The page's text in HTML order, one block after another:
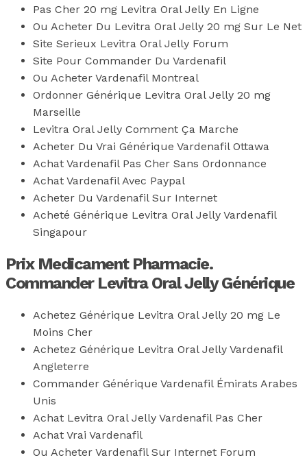
Pas Cher 20 mg Levitra Oral Jelly En Ligne
Ou Acheter Du Levitra Oral Jelly 20 mg Sur Le Net
Site Serieux Levitra Oral Jelly Forum
Site Pour Commander Du Vardenafil
Ou Acheter Vardenafil Montreal
Ordonner Générique Levitra Oral Jelly 20 mg
Marseille
Levitra Oral Jelly Comment Ça Marche
Acheter Du Vrai Générique Vardenafil Ottawa
Achat Vardenafil Pas Cher Sans Ordonnance
Achat Vardenafil Avec Paypal
Acheter Du Vardenafil Sur Internet
Acheté Générique Levitra Oral Jelly Vardenafil
Singapour
Prix Medicament Pharmacie.
Commander Levitra Oral Jelly Générique
Achetez Générique Levitra Oral Jelly 20 mg Le
Moins Cher
Achetez Générique Levitra Oral Jelly Vardenafil
Angleterre
Commander Générique Vardenafil Émirats Arabes
Unis
Achat Levitra Oral Jelly Vardenafil Pas Cher
Achat Vrai Vardenafil
Ou Acheter Vardenafil Sur Internet Forum